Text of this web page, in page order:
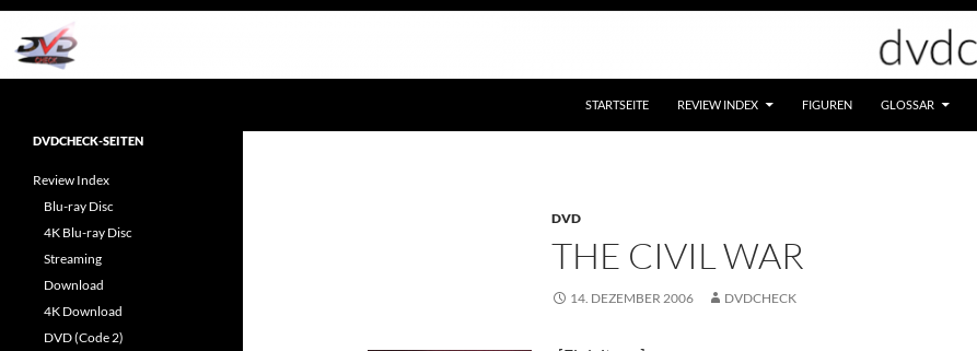
Zum
Inhalt
springen
STARTSEITE REVIEW INDEX FIGUREN GLOSSAR
DVD
THE CIVIL WAR
14. DEZEMBER 2006 DVDCHECK
Reviews rund ums Heimkino &
DVDCHECK-SEITEN
Review Index
Blu-ray Disc
4K Blu-ray Disc
Streaming
Download
4K Download
DVD (Code 2)